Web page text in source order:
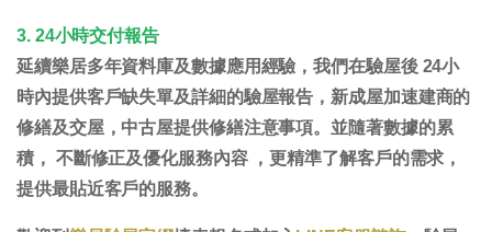
3. 24小時交付報告
延續樂居多年資料庫及數據應用經驗，我們在驗屋後 24小
時內提供客戶缺失單及詳細的驗屋報告，新成屋加速建商的
修繕及交屋，中古屋提供修繕注意事項。並隨著數據的累
積， 不斷修正及優化服務內容 ，更精準了解客戶的需求，
提供最貼近客戶的服務。